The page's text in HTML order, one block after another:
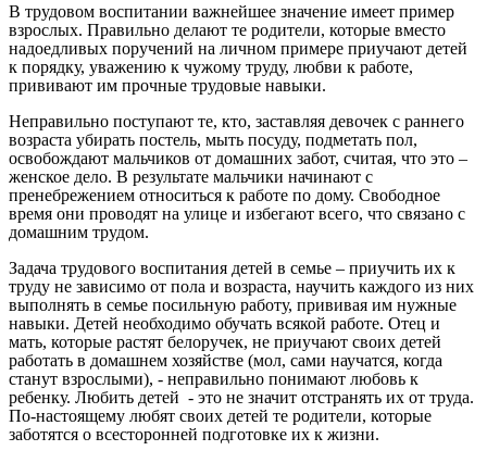
В трудовом воспитании важнейшее значение имеет пример
взрослых. Правильно делают те родители, которые вместо
надоедливых поручений на личном примере приучают детей
к порядку, уважению к чужому труду, любви к работе,
прививают им прочные трудовые навыки.
Неправильно поступают те, кто, заставляя девочек с раннего
возраста убирать постель, мыть посуду, подметать пол,
освобождают мальчиков от домашних забот, считая, что это –
женское дело. В результате мальчики начинают с
пренебрежением относиться к работе по дому. Свободное
время они проводят на улице и избегают всего, что связано с
домашним трудом.
Задача трудового воспитания детей в семье – приучить их к
труду не зависимо от пола и возраста, научить каждого из них
выполнять в семье посильную работу, прививая им нужные
навыки. Детей необходимо обучать всякой работе. Отец и
мать, которые растят белоручек, не приучают своих детей
работать в домашнем хозяйстве (мол, сами научатся, когда
станут взрослыми), - неправильно понимают любовь к
ребенку. Любить детей - это не значит отстранять их от труда.
По-настоящему любят своих детей те родители, которые
заботятся о всесторонней подготовке их к жизни.